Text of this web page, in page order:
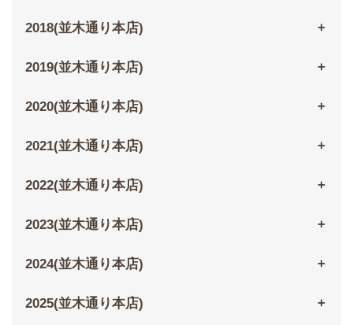
2018(並木通り本店)
2019(並木通り本店)
2020(並木通り本店)
2021(並木通り本店)
2022(並木通り本店)
2023(並木通り本店)
2024(並木通り本店)
2025(並木通り本店)